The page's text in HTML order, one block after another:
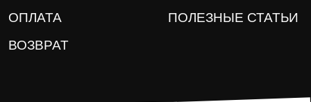
ОПЛАТА
ПОЛЕЗНЫЕ СТАТЬИ
ВОЗВРАТ